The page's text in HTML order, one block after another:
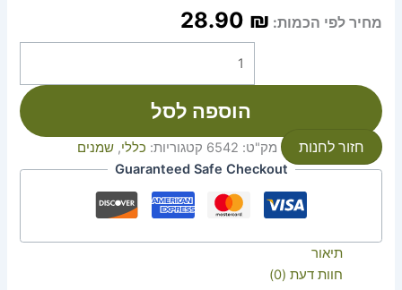
מחיר לפי הכמות: 28.90 ₪
הוספה לסל
חזור לחנות מק"ט: 6542 קטגוריות: כללי,שמנים
Guaranteed Safe Checkout
תיאור
חוות דעת (0)